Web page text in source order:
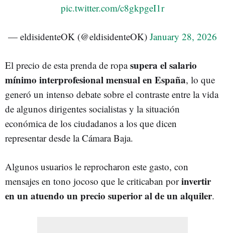
pic.twitter.com/c8gkpgeI1r
— eldisidenteOK (@eldisidenteOK) January 28, 2026
El precio de esta prenda de ropasupera el salario
mínimo interprofesional mensual en España, lo que
generó un intenso debate sobre el contraste entre la vida
de algunos dirigentes socialistas y la situación
económica de los ciudadanos a los que dicen
representar desde la Cámara Baja.
Algunos usuarios le reprocharon este gasto, con
mensajes en tono jocoso que le criticaban porinvertir
en un atuendo un precio superior al de un alquiler.